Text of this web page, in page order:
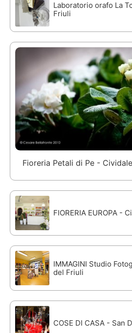
Laboratorio orafo La
Friuli
Fioreria Petali di Pe -
FIORERIA EUROPA -
IMMAGINI Studio
del Friuli
COSE DI CASA - San